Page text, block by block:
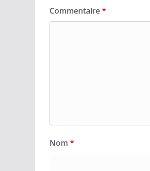
Commentaire*
Nom *